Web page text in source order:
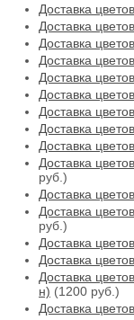
Доставка
Доставка
Доставка
Доставка
Доставка
Доставка
Доставка
Доставка
Доставка
Доставка
руб.)
Доставка
Доставка
руб.)
Доставка
Доставка
Доставка
н) (1200 руб.)
Доставка